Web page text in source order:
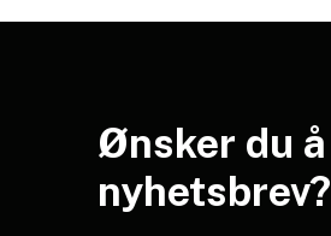
Ønsker du å
nyhetsbrev?